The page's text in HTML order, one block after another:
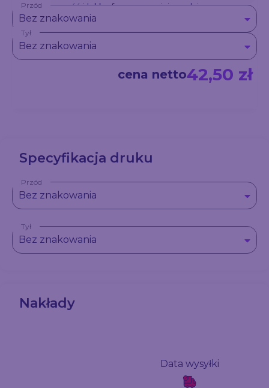
pojemność i lekka forma sprzyjają codziennemu
użytkowaniu – także przez młodszych
Przód
Bez znakowania
Tył
Bez znakowania
cena netto42,50 zł
Specyfikacja druku
Przód
Bez znakowania
Tył
Bez znakowania
Nakłady
Data wysyłki